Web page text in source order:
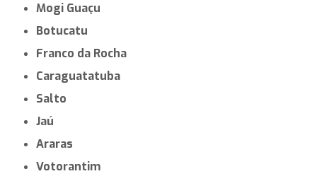
Mogi Guaçu
Botucatu
Franco da Rocha
Caraguatatuba
Salto
Jaú
Araras
Votorantim